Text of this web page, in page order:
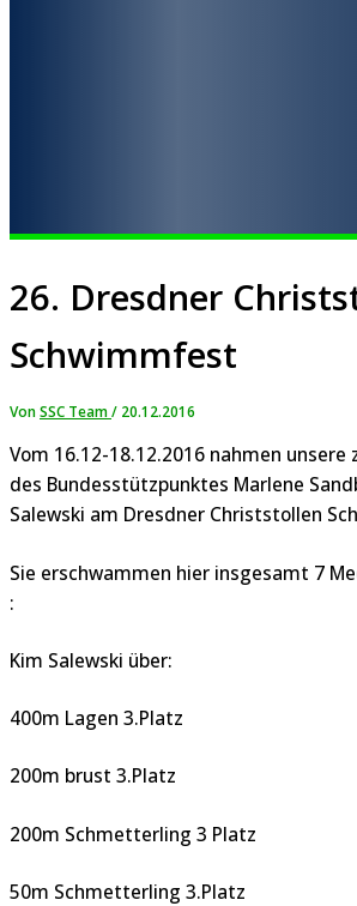
26. Dresdner
Schwimmfest
VonSSC Team/ 20.12.2016
Vom 16.12-18.12.2016 nahmen unsere
des Bundesstützpunktes Marlene
Salewski am Dresdner Christstollen
Sie erschwammen hier insgesamt 7
:
Kim Salewski über:
400m Lagen 3.Platz
200m brust 3.Platz
200m Schmetterling 3 Platz
50m Schmetterling 3.Platz